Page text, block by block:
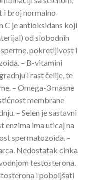
i broj normalno
C je antioksidans koji
od slobodnih
pokretljivost i
– B-vitamini
i rast ćelije, te
– Omega-3 masne
membrane
– Selen je sastavni
enzima ima uticaj na
spermatozoida. –
Nedostatak cinka
testosterona.
i poboljšati